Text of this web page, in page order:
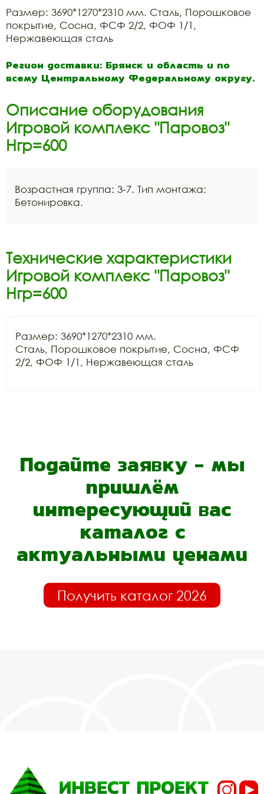
Размер: 3690*1270*2310 мм. Сталь, Порошковое
покрытие, Сосна, ФСФ 2/2, ФОФ 1/1,
Нержавеющая сталь
Регион доставки: Брянск и область и по
всему Центральному Федеральному округу.
Описание оборудования
Игровой комплекс "Паровоз"
Нгр=600
Возрастная группа: 3-7. Тип монтажа:
Бетонировка.
Технические характеристики
Игровой комплекс "Паровоз"
Нгр=600
Размер: 3690*1270*2310 мм.
Сталь, Порошковое покрытие, Сосна, ФСФ
2/2, ФОФ 1/1, Нержавеющая сталь
Подайте заявку - мы
пришлём
интересующий вас
каталог с
актуальными ценами
Получить каталог 2026